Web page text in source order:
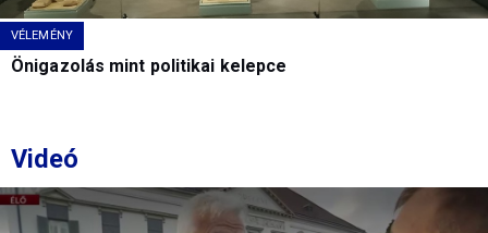
VÉLEMÉNY
Önigazolás mint politikai kelepce
Videó